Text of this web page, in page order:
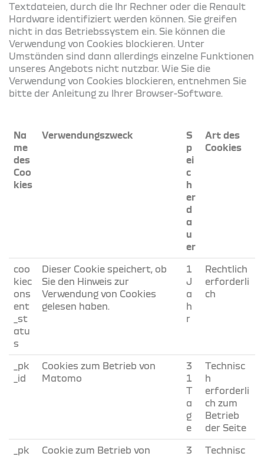
Textdateien, durch die Ihr Rechner oder die Renault
Hardware identifiziert werden können. Sie greifen
nicht in das Betriebssystem ein. Sie können die
Verwendung von Cookies blockieren. Unter
Umständen sind dann allerdings einzelne Funktionen
unseres Angebots nicht nutzbar. Wie Sie die
Verwendung von Cookies blockieren, entnehmen Sie
bitte der Anleitung zu Ihrer Browser-Software.
Na
me
des
Coo
kies
Verwendungszweck
S
p
ei
c
h
er
d
a
u
er
Art des
Cookies
coo
kiec
ons
ent
_st
atu
s
Dieser Cookie speichert, ob
Sie den Hinweis zur
Verwendung von Cookies
gelesen haben.
1
J
a
h
r
Rechtlich
erforderli
ch
_pk
_id
Cookies zum Betrieb von
Matomo
3
1
T
a
g
e
Technisc
h
erforderli
ch zum
Betrieb
der Seite
_pk
Cookie zum Betrieb von
3
Technisc